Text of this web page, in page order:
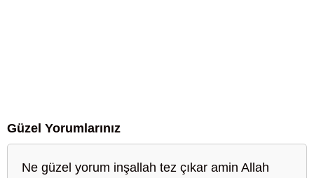
Güzel Yorumlarınız
Ne güzel yorum inşallah tez çıkar amin Allah